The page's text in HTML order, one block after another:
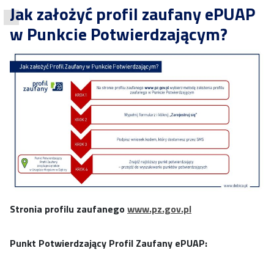
Jak założyć profil zaufany ePUAP
w Punkcie Potwierdzającym?
Stronia profilu zaufanegowww.pz.gov.pl
Punkt Potwierdzający Profil Zaufany ePUAP: